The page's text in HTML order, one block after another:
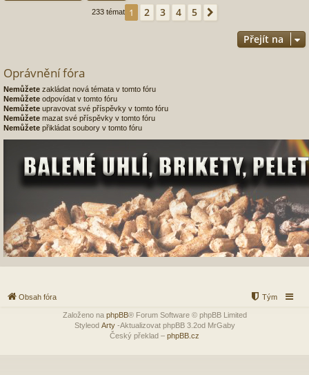
233 témat 1 2 3 4 5
Přejít na
Oprávnění fóra
Nemůžete zakládat nová témata v tomto fóru
Nemůžete odpovídat v tomto fóru
Nemůžete upravovat své příspěvky v tomto fóru
Nemůžete mazat své příspěvky v tomto fóru
Nemůžete přikládat soubory v tomto fóru
Obsah fóra Tým
Založeno na phpBB® Forum Software © phpBB Limited
Styleod Arty-Aktualizovat phpBB 3.2od MrGaby
Český překlad – phpBB.cz